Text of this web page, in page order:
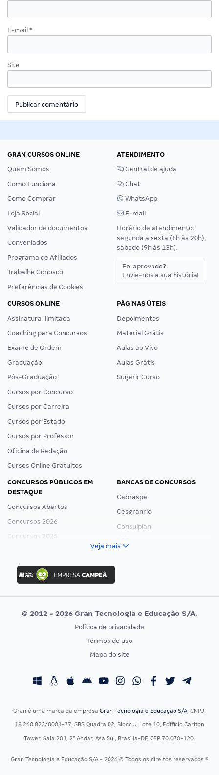
E-mail *
Site
GRAN CURSOS ONLINE
Quem Somos
Como Funciona
Como Comprar
Loja Social
Validador de documentos
Conveniados
Programa de Afiliados
Trabalhe Conosco
Preferências de Cookies
ATENDIMENTO
Central de ajuda
Chat
WhatsApp
E-mail
Horário de atendimento:
segunda a sexta (8h às 20h),
sábado (9h às 13h).
Foi aprovado?
Envie-nos a sua história!
CURSOS ONLINE
Assinatura Ilimitada
Coaching para Concursos
Exame de Ordem
Graduação
Pós-Graduação
Cursos por Concurso
Cursos por Carreira
Cursos por Estado
Cursos por Professor
Oficina de Redação
Cursos Online Gratuitos
PÁGINAS ÚTEIS
Depoimentos
Material Grátis
Aulas ao Vivo
Aulas Grátis
Sugerir Curso
CONCURSOS PÚBLICOS EM
DESTAQUE
Concursos Abertos
Concursos 2026
Concursos 2025
Concurso Ibama
Concurso MPU
Editais publicados
BANCAS DE CONCURSOS
Cebraspe
Cesgranrio
Consulplan
Vunesp
CONCURSOS POR PROFISSÃO
Concursos Fiscais
Concursos Saúde
Residência Multiprofissional
EXAME DE ORDEM
Calendário OAB
Veja mais
© 2012 - 2026 Gran Tecnologia e Educação S/A.
Política de privacidade
Termos de uso
Mapa do site
Gran é uma marca da empresa Gran Tecnologia e Educação S/A, CNPJ:
18.260.822/0001-77, SBS Quadra 02, Bloco J, Lote 10, Edifício Carlton
Tower, Sala 201, 2º Andar, Asa Sul, Brasília-DF, CEP 70.070-120.
Gran Tecnologia e Educação S/A - 2026 © Todos os direitos reservados ®